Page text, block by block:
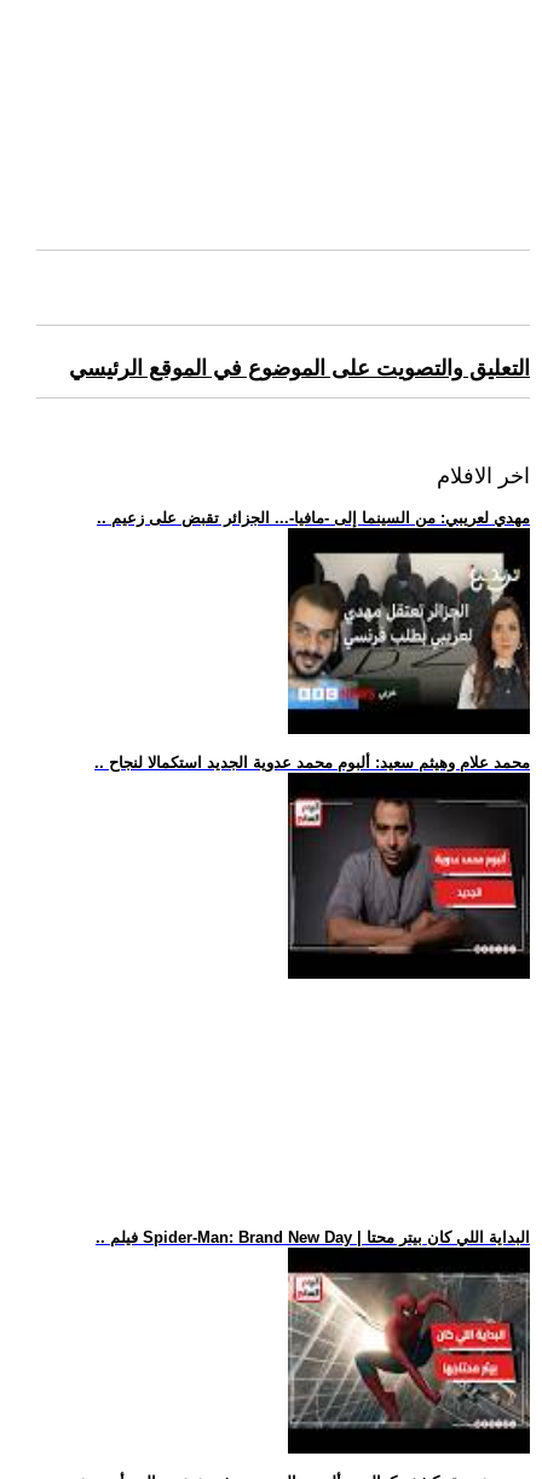
التعليق والتصويت على الموضوع في الموقع الرئيسي
اخر الافلام
.. مهدي لعريبي: من السينما إلى -مافيا-... الجزائر تقبض على زعيم
.. محمد علام وهيثم سعيد: ألبوم محمد عدوية الجديد استكمالا لنجاح
.. فيلم Spider-Man: Brand New Day | البداية اللي كان بيتر محتا